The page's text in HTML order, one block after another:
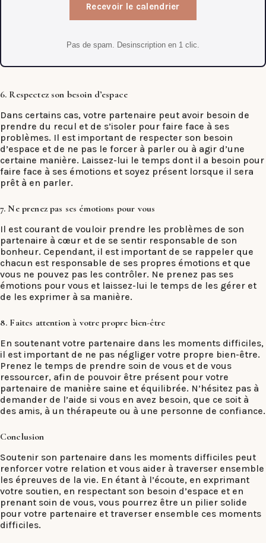
Recevoir le calendrier
Pas de spam. Desinscription en 1 clic.
6. Respectez son besoin d’espace
Dans certains cas, votre partenaire peut avoir besoin de
prendre du recul et de s’isoler pour faire face à ses
problèmes. Il est important de respecter son besoin
d’espace et de ne pas le forcer à parler ou à agir d’une
certaine manière. Laissez-lui le temps dont il a besoin pour
faire face à ses émotions et soyez présent lorsque il sera
prêt à en parler.
7. Ne prenez pas ses émotions pour vous
Il est courant de vouloir prendre les problèmes de son
partenaire à cœur et de se sentir responsable de son
bonheur. Cependant, il est important de se rappeler que
chacun est responsable de ses propres émotions et que
vous ne pouvez pas les contrôler. Ne prenez pas ses
émotions pour vous et laissez-lui le temps de les gérer et
de les exprimer à sa manière.
8. Faites attention à votre propre bien-être
En soutenant votre partenaire dans les moments difficiles,
il est important de ne pas négliger votre propre bien-être.
Prenez le temps de prendre soin de vous et de vous
ressourcer, afin de pouvoir être présent pour votre
partenaire de manière saine et équilibrée. N’hésitez pas à
demander de l’aide si vous en avez besoin, que ce soit à
des amis, à un thérapeute ou à une personne de confiance.
Conclusion
Soutenir son partenaire dans les moments difficiles peut
renforcer votre relation et vous aider à traverser ensemble
les épreuves de la vie. En étant à l’écoute, en exprimant
votre soutien, en respectant son besoin d’espace et en
prenant soin de vous, vous pourrez être un pilier solide
pour votre partenaire et traverser ensemble ces moments
difficiles.